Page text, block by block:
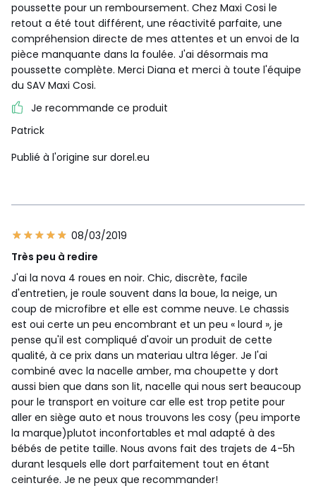
poussette pour un remboursement. Chez Maxi Cosi le
retout a été tout différent, une réactivité parfaite, une
compréhension directe de mes attentes et un envoi de la
pièce manquante dans la foulée. J'ai désormais ma
poussette complète. Merci Diana et merci à toute l'équipe
du SAV Maxi Cosi.
Je recommande ce produit
Patrick
Publié à l'origine sur dorel.eu
08/03/2019
Très peu à redire
J'ai la nova 4 roues en noir. Chic, discrète, facile
d'entretien, je roule souvent dans la boue, la neige, un
coup de microfibre et elle est comme neuve. Le chassis
est oui certe un peu encombrant et un peu « lourd », je
pense qu'il est compliqué d'avoir un produit de cette
qualité, à ce prix dans un materiau ultra léger. Je l'ai
combiné avec la nacelle amber, ma choupette y dort
aussi bien que dans son lit, nacelle qui nous sert beaucoup
pour le transport en voiture car elle est trop petite pour
aller en siège auto et nous trouvons les cosy (peu importe
la marque)plutot inconfortables et mal adapté à des
bébés de petite taille. Nous avons fait des trajets de 4-5h
durant lesquels elle dort parfaitement tout en étant
ceinturée. Je ne peux que recommander!